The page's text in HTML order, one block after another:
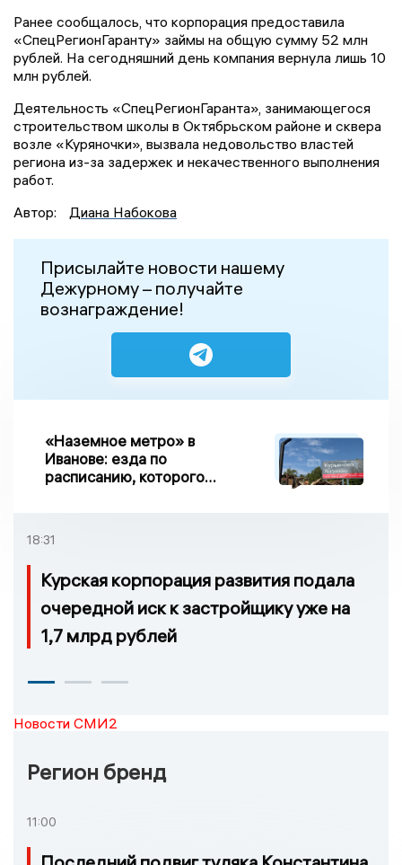
Ранее сообщалось, что корпорация предоставила
«СпецРегионГаранту» займы на общую сумму 52 млн
рублей. На сегодняшний день компания вернула лишь 10
млн рублей.
Деятельность «СпецРегионГаранта», занимающегося
строительством школы в Октябрьском районе и сквера
возле «Куряночки», вызвала недовольство властей
региона из-за задержек и некачественного выполнения
работ.
Автор:
Диана Набокова
Присылайте новости нашему
Дежурному – получайте
вознаграждение!
«Наземное метро» в
Иванове: езда по
расписанию, которого
18:31
Курская корпорация развития подала
очередной иск к застройщику уже на
1,7 млрд рублей
Новости СМИ2
Регион бренд
11:00